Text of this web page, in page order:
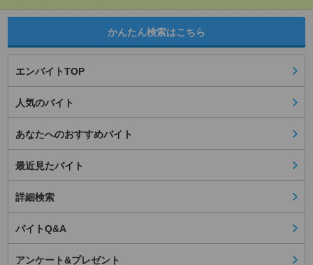
かんたん検索はこちら
エンバイトTOP
人気のバイト
あなたへのおすすめバイト
最近見たバイト
詳細検索
バイトQ&A
アンケート&プレゼント